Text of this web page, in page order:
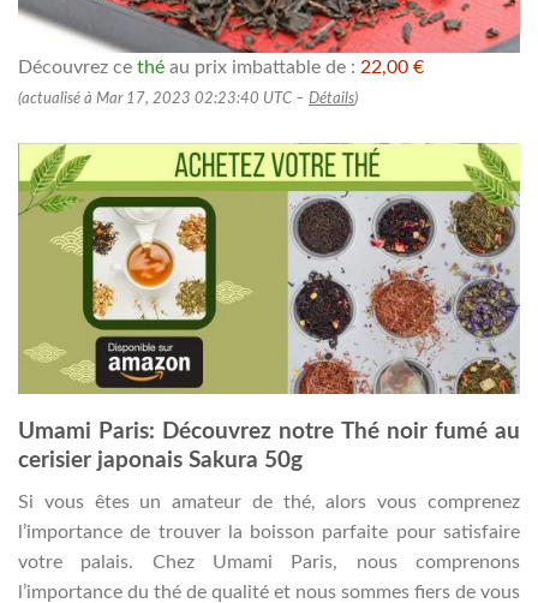
Découvrez ce thé au prix imbattable de : 22,00 €
(actualisé à Mar 17, 2023 02:23:40 UTC – Détails)
Umami Paris: Découvrez notre Thé noir fumé au
cerisier japonais Sakura 50g
Si vous êtes un amateur de thé, alors vous comprenez
l’importance de trouver la boisson parfaite pour satisfaire
votre palais. Chez Umami Paris, nous comprenons
l’importance du thé de qualité et nous sommes fiers de vous